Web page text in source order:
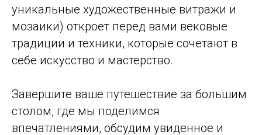
уникальные художественные витражи и
мозаики) откроет перед вами вековые
традиции и техники, которые сочетают в
себе искусство и мастерство.
Завершите ваше путешествие за большим
столом, где мы поделимся
впечатлениями, обсудим увиденное и